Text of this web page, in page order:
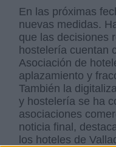
En las próximas
nuevas medidas.
que las decisiones
hostelería cuentan
Asociación de
aplazamiento y
También la
y hostelería se ha
asociaciones
noticia final,
los hoteles de